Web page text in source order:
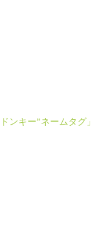
ドンキー”ネームタ